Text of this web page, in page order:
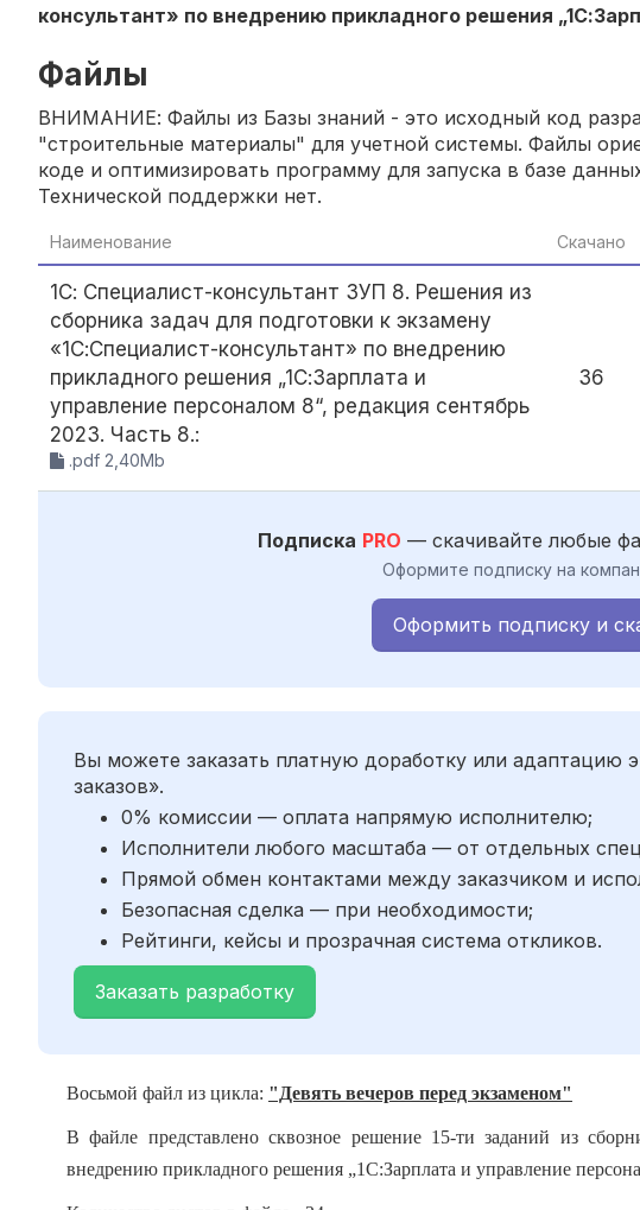
консультант» по внедрению прикладного решения
Файлы
ВНИМАНИЕ: Файлы из Базы знаний - это исходный код
"строительные материалы" для учетной системы. Файлы
коде и оптимизировать программу для запуска в базе
Технической поддержки нет.
Наименование Скачано
1С: Специалист-консультант ЗУП 8. Решения из
сборника задач для подготовки к экзамену
«1С:Специалист-консультант» по внедрению
прикладного решения „1С:Зарплата и
управление персоналом 8“, редакция сентябрь
2023. Часть 8.:
.pdf 2,40Mb
36
Подписка PRO — скачивайте любые
Оформите подписку на
Оформить подписку и
Вы можете заказать платную доработку или
заказов».
0% комиссии — оплата напрямую исполнителю;
Исполнители любого масштаба — от отдельных
Прямой обмен контактами между заказчиком и
Безопасная сделка — при необходимости;
Рейтинги, кейсы и прозрачная система откликов.
Заказать разработку
Восьмой файл из цикла: "Девять вечеров перед экзаменом"
В файле представлено сквозное решение 15-ти заданий из
внедрению прикладного решения „1С:Зарплата и управление